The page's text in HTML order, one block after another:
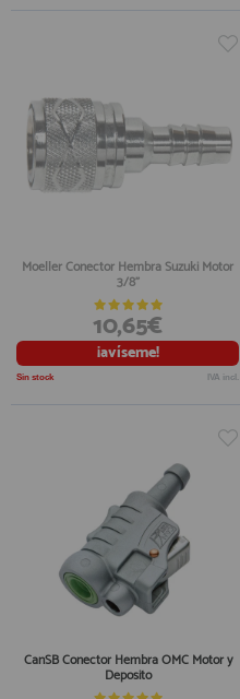
Moeller Conector Hembra Suzuki Motor
3/8"
10,65€
¡avíseme!
Sin stock IVA incl.
CanSB Conector Hembra OMC Motor y
Deposito